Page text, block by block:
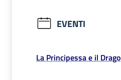
EVENTI
La Principessa e il Drago